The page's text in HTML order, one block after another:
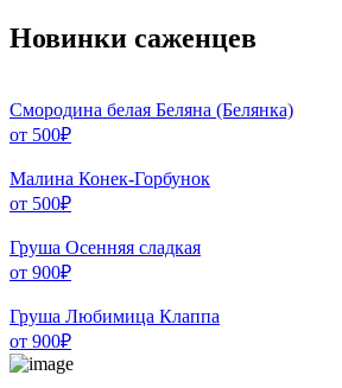
Новинки саженцев
Смородина белая Беляна (Белянка)
от 500₽
Малина Конек-Горбунок
от 500₽
Груша Осенняя сладкая
от 900₽
Груша Любимица Клаппа
от 900₽